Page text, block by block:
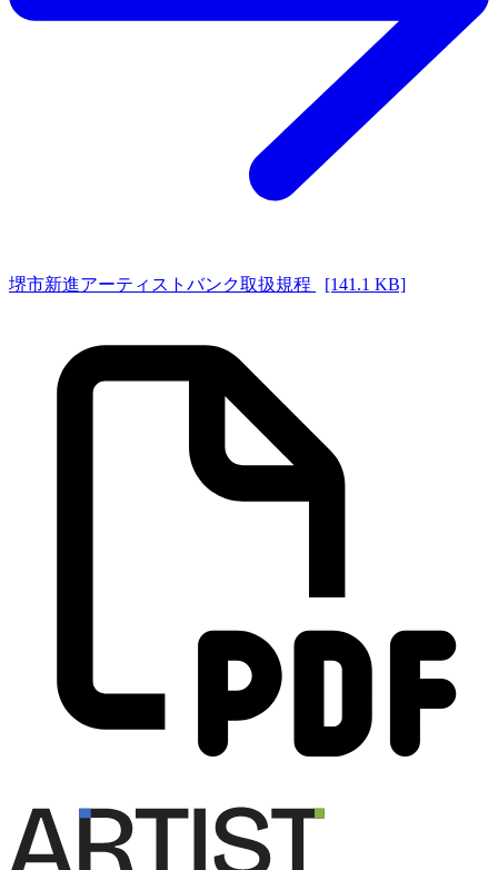
堺市新進アーティストバンク取扱規程 [141.1 KB]